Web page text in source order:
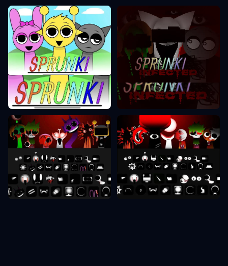
Sprunki Phase
Sprunki Phase 2
Sprunki Phase 10 Sprunki Phase 8